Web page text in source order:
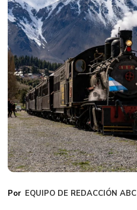
EQUIPO DE REDACCIÓN ABC